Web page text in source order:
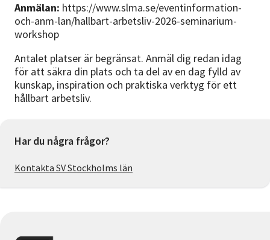
Anmälan: https://www.slma.se/eventinformation-
och-anm-lan/hallbart-arbetsliv-2026-seminarium-
workshop
Antalet platser är begränsat. Anmäl dig redan idag
för att säkra din plats och ta del av en dag fylld av
kunskap, inspiration och praktiska verktyg för ett
hållbart arbetsliv.
Har du några frågor?
Kontakta SV Stockholms län